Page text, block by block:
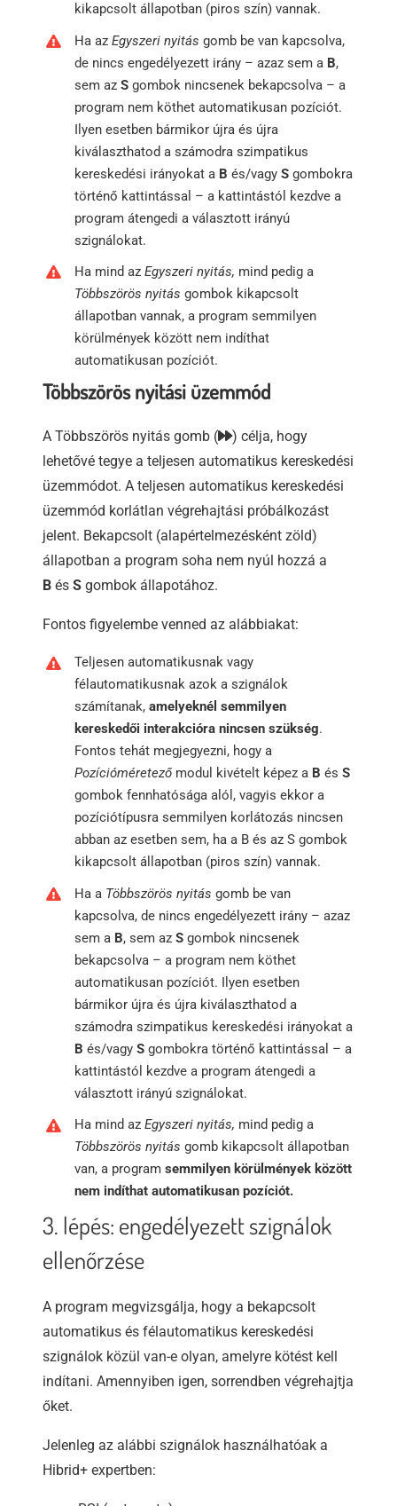
kikapcsolt állapotban (piros szín) vannak.
Ha az Egyszeri nyitás gomb be van kapcsolva,
de nincs engedélyezett irány – azaz sem a B,
sem az S gombok nincsenek bekapcsolva – a
program nem köthet automatikusan pozíciót.
Ilyen esetben bármikor újra és újra
kiválaszthatod a számodra szimpatikus
kereskedési irányokat a B és/vagy S gombokra
történő kattintással – a kattintástól kezdve a
program átengedi a választott irányú
szignálokat.
Ha mind az Egyszeri nyitás, mind pedig a
Többszörös nyitás gombok kikapcsolt
állapotban vannak, a program semmilyen
körülmények között nem indíthat
automatikusan pozíciót.
Többszörös nyitási üzemmód
A Többszörös nyitás gomb (
) célja, hogy
lehetővé tegye a teljesen automatikus kereskedési
üzemmódot. A teljesen automatikus kereskedési
üzemmód korlátlan végrehajtási próbálkozást
jelent. Bekapcsolt (alapértelmezésként zöld)
állapotban a program soha nem nyúl hozzá a
B és S gombok állapotához.
Fontos figyelembe venned az alábbiakat:
Teljesen automatikusnak vagy
félautomatikusnak azok a szignálok
számítanak, amelyeknél semmilyen
kereskedői interakcióra nincsen szükség.
Fontos tehát megjegyezni, hogy a
Pozícióméretezőmodul kivételt képez a B és S
gombok fennhatósága alól, vagyis ekkor a
pozíciótípusra semmilyen korlátozás nincsen
abban az esetben sem, ha a B és az S gombok
kikapcsolt állapotban (piros szín) vannak.
Ha a Többszörös nyitás gomb be van
kapcsolva, de nincs engedélyezett irány – azaz
sem a B, sem az S gombok nincsenek
bekapcsolva – a program nem köthet
automatikusan pozíciót. Ilyen esetben
bármikor újra és újra kiválaszthatod a
számodra szimpatikus kereskedési irányokat a
B és/vagy S gombokra történő kattintással – a
kattintástól kezdve a program átengedi a
választott irányú szignálokat.
Ha mind az Egyszeri nyitás, mind pedig a
Többszörös nyitás gomb kikapcsolt állapotban
van, a program semmilyen körülmények között
nem indíthat automatikusan pozíciót.
3. lépés: engedélyezett szignálok
ellenőrzése
A program megvizsgálja, hogy a bekapcsolt
automatikus és félautomatikus kereskedési
szignálok közül van-e olyan, amelyre kötést kell
indítani. Amennyiben igen, sorrendben végrehajtja
őket.
Jelenleg az alábbi szignálok használhatóak a
Hibrid+ expertben: